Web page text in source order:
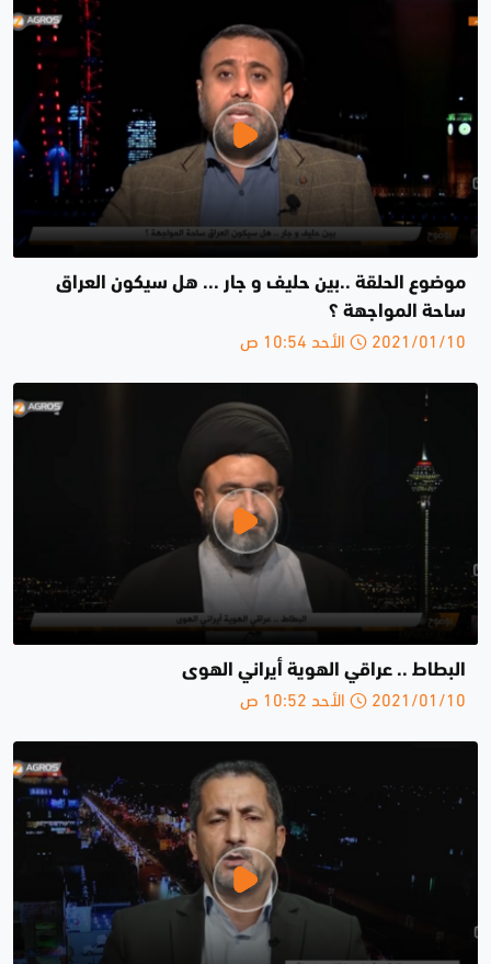
موضوع الحلقة ..بين حليف و جار ... هل سيكون العراق
ساحة المواجهة ؟
2021/01/10 الأحد 10:54 ص
البطاط .. عراقي الهوية أيراني الهوى
2021/01/10 الأحد 10:52 ص